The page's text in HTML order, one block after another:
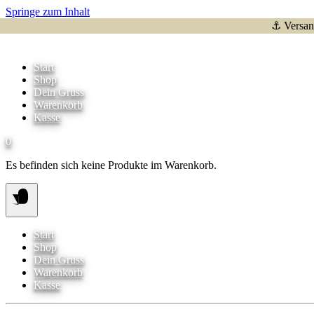
Springe zum Inhalt
⚓
Start
Shop
Dein Gruss
Warenkorb
Kasse
0
Es befinden sich keine Produkte im Warenkorb.
Start
Shop
Dein Gruss
Warenkorb
Kasse